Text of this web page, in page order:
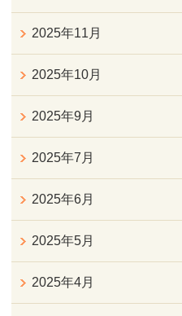
2025年11月
2025年10月
2025年9月
2025年7月
2025年6月
2025年5月
2025年4月